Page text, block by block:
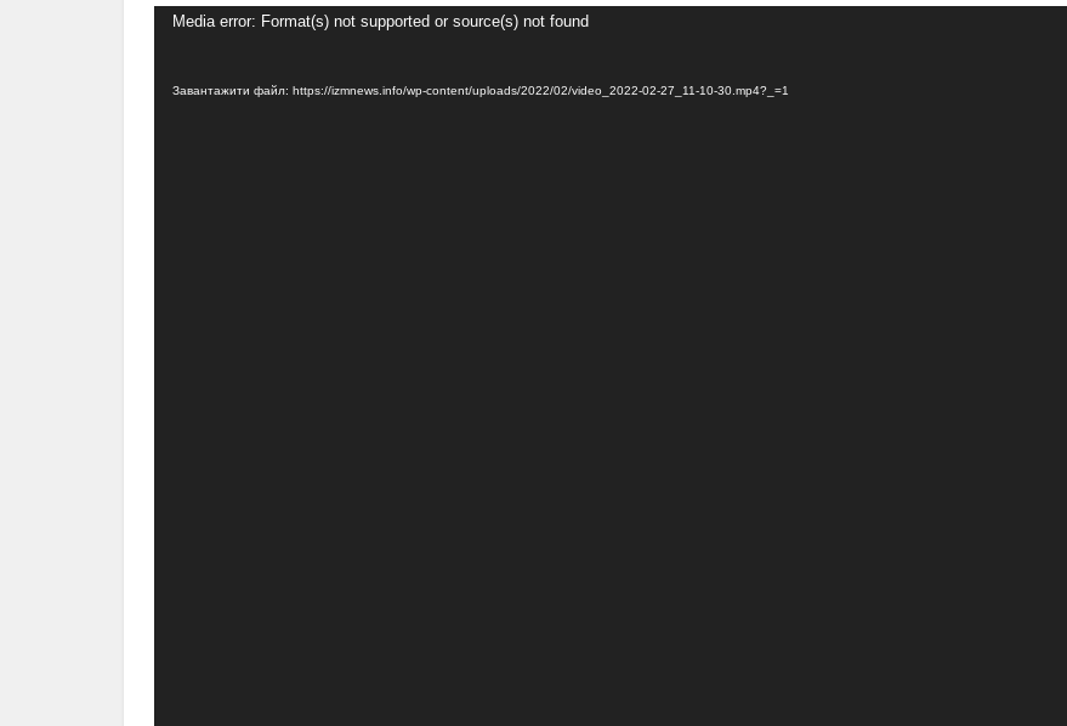
Відеопрогравач
Media error: Format(s) not supported or source(s) not found
Завантажити файл: https://izmnews.info/wp-content/uploads/2022/02/video_2022-02-27_11-10-30.mp4?_=1